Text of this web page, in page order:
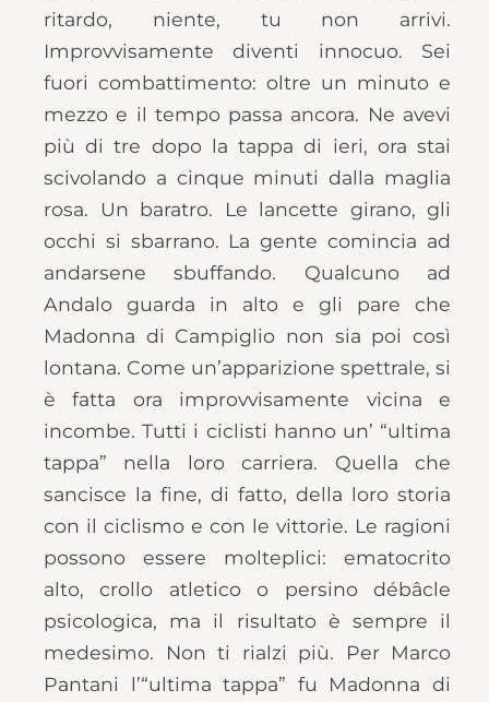
ritardo, niente, tu non arrivi.
Improvvisamente diventi innocuo. Sei
fuori combattimento: oltre un minuto e
mezzo e il tempo passa ancora. Ne avevi
più di tre dopo la tappa di ieri, ora stai
scivolando a cinque minuti dalla maglia
rosa. Un baratro. Le lancette girano, gli
occhi si sbarrano. La gente comincia ad
andarsene sbuffando. Qualcuno ad
Andalo guarda in alto e gli pare che
Madonna di Campiglio non sia poi così
lontana. Come un’apparizione spettrale, si
è fatta ora improvvisamente vicina e
incombe. Tutti i ciclisti hanno un’ “ultima
tappa” nella loro carriera. Quella che
sancisce la fine, di fatto, della loro storia
con il ciclismo e con le vittorie. Le ragioni
possono essere molteplici: ematocrito
alto, crollo atletico o persino débâcle
psicologica, ma il risultato è sempre il
medesimo. Non ti rialzi più. Per Marco
Pantani l’“ultima tappa” fu Madonna di